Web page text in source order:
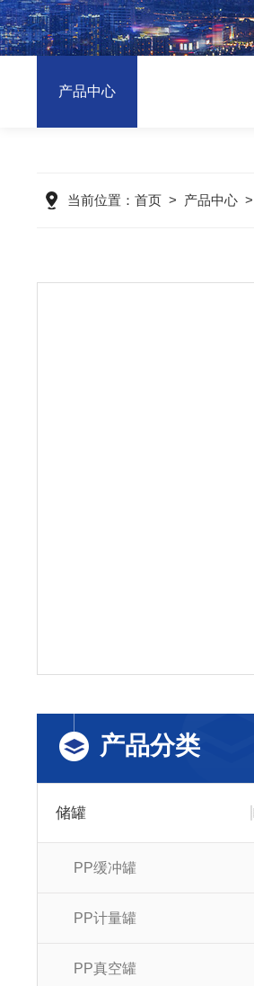
产品中心
当前位置： 首页> 产品中心>
产品分类
储罐
PP缓冲罐
PP计量罐
PP真空罐